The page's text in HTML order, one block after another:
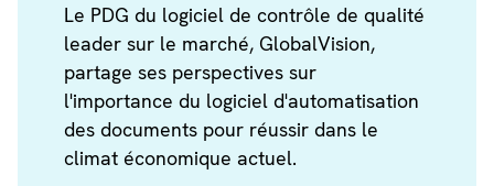
Le PDG du logiciel de contrôle de qualité
leader sur le marché, GlobalVision,
partage ses perspectives sur
l'importance du logiciel d'automatisation
des documents pour réussir dans le
climat économique actuel.